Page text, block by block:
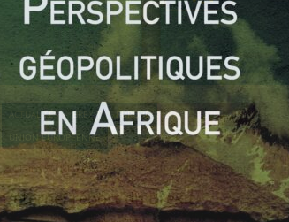
ACTUALITÉS BREXIT EUROPE
GRANDE-BRETAGNE
UNION EUROPÉENNE
Claire POTIN 22 décembre 2020 0 Comments
L’éternel report du Brexit